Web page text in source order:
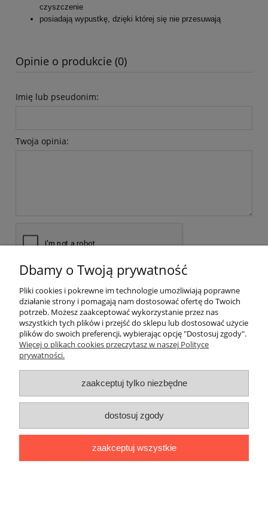
czyszczenie
posiadają wypustkę, dzięki której się nie przesuwają
Opinie o produkcie (0)
Imię lub pseudonim:
Twoja opinia:
Pomoc
Moje konto
Płatności i dostawa
Informacje
Dbamy o Twoją prywatność
Pliki cookies i pokrewne im technologie umożliwiają poprawne
działanie strony i pomagają nam dostosować ofertę do Twoich
potrzeb. Możesz zaakceptować wykorzystanie przez nas
wszystkich tych plików i przejść do sklepu lub dostosować użycie
plików do swoich preferencji, wybierając opcję "Dostosuj zgody".
Więcej o plikach cookies przeczytasz w naszej Polityce
prywatności.
zaakceptuj tylko niezbędne
dostosuj zgody
zaakceptuj wszystkie